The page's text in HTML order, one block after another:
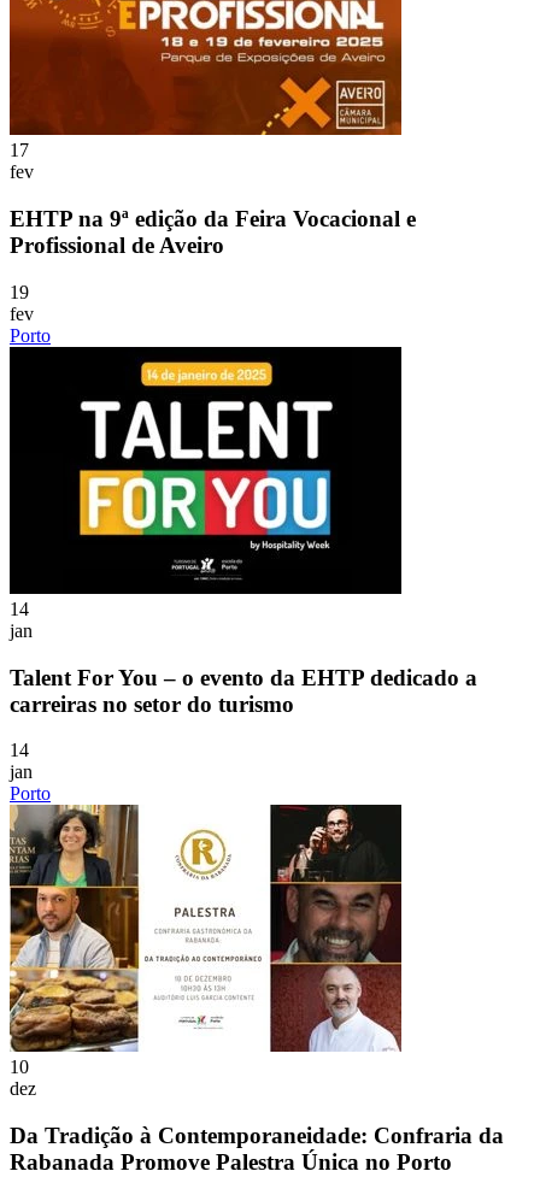
17
fev
EHTP na 9ª edição da Feira Vocacional e
Profissional de Aveiro
19
fev
Porto
14
jan
Talent For You – o evento da EHTP dedicado a
carreiras no setor do turismo
14
jan
Porto
10
dez
Da Tradição à Contemporaneidade: Confraria da
Rabanada Promove Palestra Única no Porto